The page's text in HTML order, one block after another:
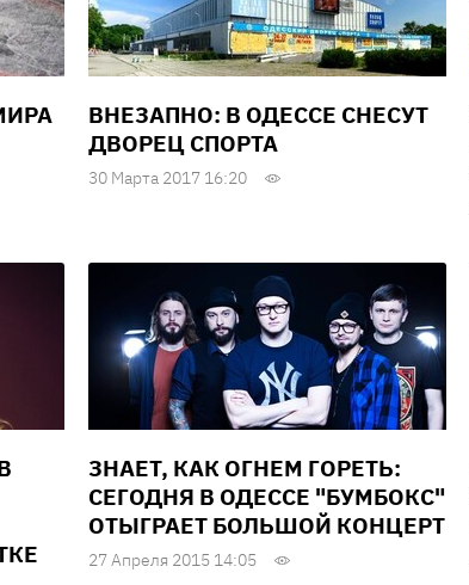
ВНЕЗАПНО: В ОДЕССЕ СНЕСУТ
ДВОРЕЦ СПОРТА
30 Марта 2017 16:20
ЗНАЕТ, КАК ОГНЕМ ГОРЕТЬ:
СЕГОДНЯ В ОДЕССЕ "БУМБОКС"
ОТЫГРАЕТ БОЛЬШОЙ КОНЦЕРТ
27 Апреля 2015 14:05